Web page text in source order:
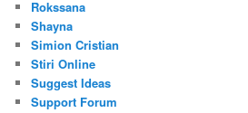
Rokssana
Shayna
Simion Cristian
Stiri Online
Suggest Ideas
Support Forum